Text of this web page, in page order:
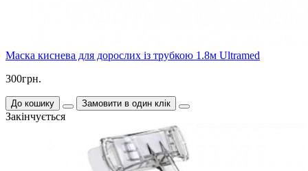
Маска киснева для дорослих із трубкою 1.8м Ultramed
300грн.
До кошику Замовити в один клік
Закінчується